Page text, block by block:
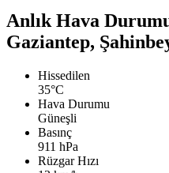
Anlık Hava
Gaziantep,
Hissedilen
35°C
Hava Durumu
Güneşli
Basınç
911 hPa
Rüzgar Hızı